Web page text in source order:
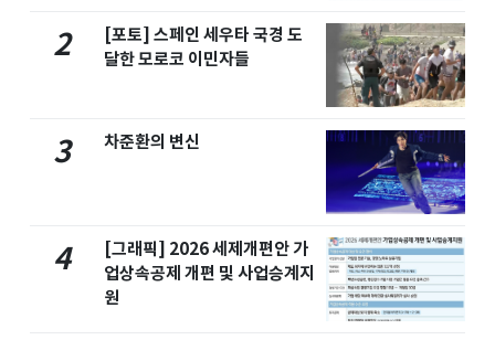
2
[포토] 스페인 세우타 국경 도
달한 모로코 이민자들
3 차준환의 변신
4
[그래픽] 2026 세제개편안 가
업상속공제 개편 및 사업승계지
원